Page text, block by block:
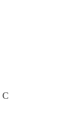
C